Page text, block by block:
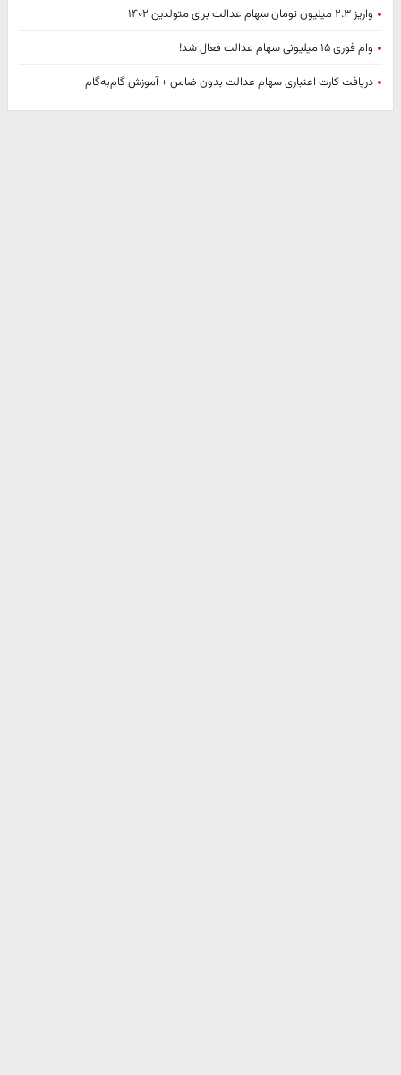
واریز ۲.۳ میلیون تومان سهام عدالت برای متولدین ۱۴۰۲
وام فوری ۱۵ میلیونی سهام عدالت فعال شد!
دریافت کارت اعتباری سهام عدالت بدون ضامن + آموزش گام‌به‌گام